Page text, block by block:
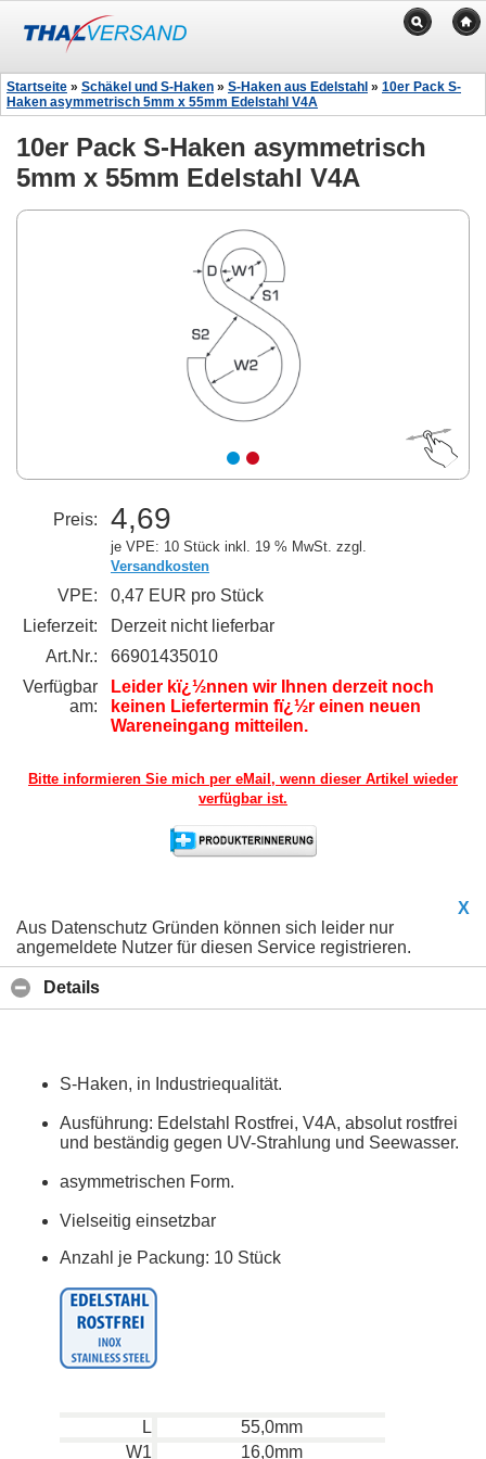
Startseite » Schäkel und S-Haken » S-Haken aus Edelstahl » 10er Pack S-
Haken asymmetrisch 5mm x 55mm Edelstahl V4A
10er Pack S-Haken asymmetrisch
5mm x 55mm Edelstahl V4A
Preis: 4,69
je VPE: 10 Stück inkl. 19 % MwSt. zzgl.
Versandkosten
VPE:
0,47 EUR pro Stück
Lieferzeit:
Derzeit nicht lieferbar
Art.Nr.:
66901435010
Verfügbar
am:
Leider kï¿½nnen wir Ihnen derzeit noch
keinen Liefertermin fï¿½r einen neuen
Wareneingang mitteilen.
Bitte informieren Sie mich per eMail, wenn dieser Artikel wieder
verfügbar ist.
X
Aus Datenschutz Gründen können sich leider nur
angemeldete Nutzer für diesen Service registrieren.
Details
S-Haken, in Industriequalität.
Ausführung: Edelstahl Rostfrei, V4A, absolut rostfrei
und beständig gegen UV-Strahlung und Seewasser.
asymmetrischen Form.
Vielseitig einsetzbar
Anzahl je Packung: 10 Stück
L
55,0mm
W1
16,0mm